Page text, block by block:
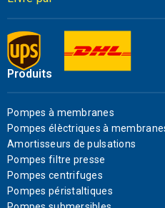
Produits
Pompes à membranes
Pompes élèctriques à
Amortisseurs de pulsations
Pompes filtre presse
Pompes centrifuges
Pompes péristaltiques